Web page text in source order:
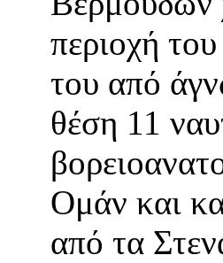
περιοχή
του από
θέση 11
Ομάν και
από τα